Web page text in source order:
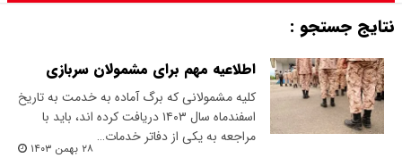
نتایج جستجو :
اطلاعیه مهم برای مشمولان سربازی
کلیه مشمولانی که برگ آماده به خدمت به تاریخ
اسفندماه سال ۱۴۰۳ دریافت کرده اند، باید با
مراجعه به یکی از دفاتر خدمات…
۲۸ بهمن ۱۴۰۳